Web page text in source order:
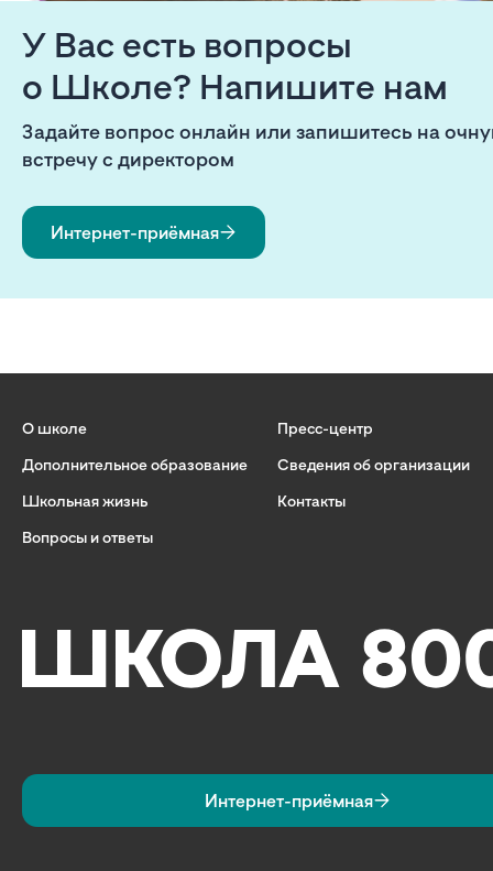
У Вас есть вопросы
о Школе? Напишите нам
Задайте вопрос онлайн или запишитесь на
встречу с директором
Интернет-приёмная
О школе
Дополнительное образование
Школьная жизнь
Вопросы и ответы
Пресс-центр
Сведения об организации
Контакты
Интернет-приёмная